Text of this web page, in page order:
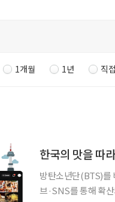
1개월 1년 직
한국의 맛을 따
방탄소년단(BTS)를
브·SNS를 통해 확